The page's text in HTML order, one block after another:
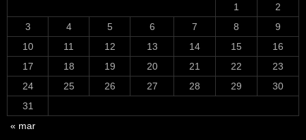
1
2
3
4 5 6 7 8
9
10
11 12 13 14 15
16
17
18 19 20 21 22
23
24
25 26 27 28 29
30
31
« mar